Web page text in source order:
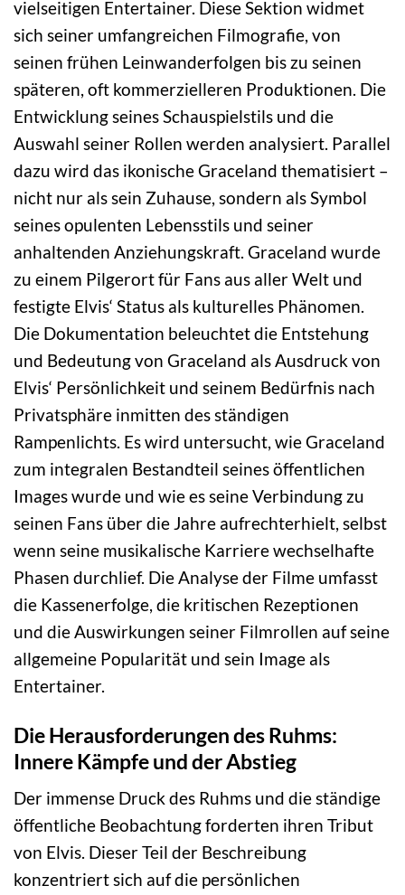
vielseitigen Entertainer. Diese Sektion widmet
sich seiner umfangreichen Filmografie, von
seinen frühen Leinwanderfolgen bis zu seinen
späteren, oft kommerzielleren Produktionen. Die
Entwicklung seines Schauspielstils und die
Auswahl seiner Rollen werden analysiert. Parallel
dazu wird das ikonische Graceland thematisiert –
nicht nur als sein Zuhause, sondern als Symbol
seines opulenten Lebensstils und seiner
anhaltenden Anziehungskraft. Graceland wurde
zu einem Pilgerort für Fans aus aller Welt und
festigte Elvis‘ Status als kulturelles Phänomen.
Die Dokumentation beleuchtet die Entstehung
und Bedeutung von Graceland als Ausdruck von
Elvis‘ Persönlichkeit und seinem Bedürfnis nach
Privatsphäre inmitten des ständigen
Rampenlichts. Es wird untersucht, wie Graceland
zum integralen Bestandteil seines öffentlichen
Images wurde und wie es seine Verbindung zu
seinen Fans über die Jahre aufrechterhielt, selbst
wenn seine musikalische Karriere wechselhafte
Phasen durchlief. Die Analyse der Filme umfasst
die Kassenerfolge, die kritischen Rezeptionen
und die Auswirkungen seiner Filmrollen auf seine
allgemeine Popularität und sein Image als
Entertainer.
Die Herausforderungen des Ruhms:
Innere Kämpfe und der Abstieg
Der immense Druck des Ruhms und die ständige
öffentliche Beobachtung forderten ihren Tribut
von Elvis. Dieser Teil der Beschreibung
konzentriert sich auf die persönlichen